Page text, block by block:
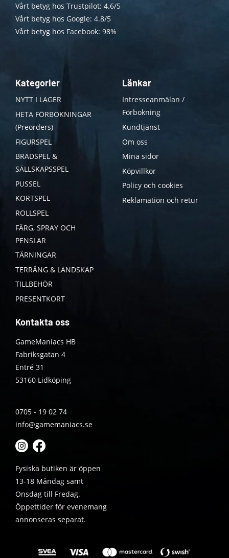
Vårt betyg hos Trustpilot: 4.6/5
Vårt betyg hos Google: 4.8/5
Vårt betyg hos Facebook: 98%
Kategorier
NYTT I LAGER
HETA FÖRBOKNINGAR
(Preorders)
FIGURSPEL
BRÄDSPEL &
SÄLLSKAPSSPEL
PUSSEL
KORTSPEL
ROLLSPEL
FÄRG, SPRAY OCH
PENSLAR
TÄRNINGAR
TERRÄNG & LANDSKAP
TILLBEHÖR
PRESENTKORT
Länkar
Intresseanmälan /
Förbokning
Kundtjänst
Om oss
Mina sidor
Köpvillkor
Policy och cookies
Reklamation och retur
Kontakta oss
GameManiacs HB
Fabriksgatan 4
Entré 31
53160 Lidköping
0705 - 19 02 74
info@gamemaniacs.se
Fysiska butiken är öppen
13-18 Måndag samt
Onsdag till Fredag.
Öppettider för evenemang
annonseras separat.